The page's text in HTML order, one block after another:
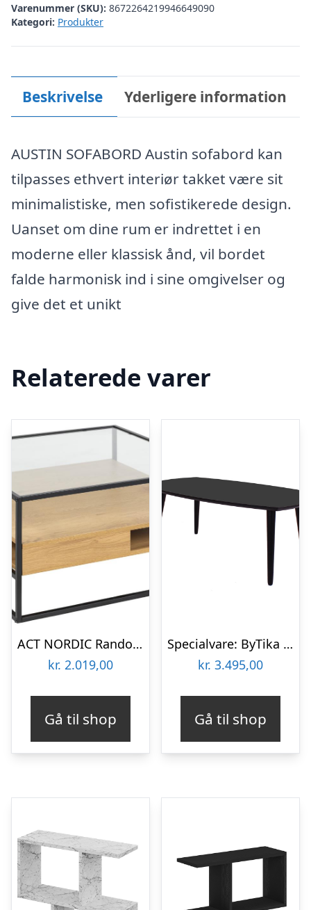
Varenummer (SKU): 8672264219946649090
Kategori: Produkter
Beskrivelse Yderligere information
AUSTIN SOFABORD Austin sofabord kan
tilpasses ethvert interiør takket være sit
minimalistiske, men sofistikerede design.
Uanset om dine rum er indrettet i en
moderne eller klassisk ånd, vil bordet
falde harmonisk ind i sine omgivelser og
give det et unikt
Relaterede varer
ACT NORDIC Randolf sofabord, m. 2 hylder – klar glas, natur vild eg melamin, mat sort stål (80×80)
kr. 2.019,00
Gå til shop
Specialvare: ByTika Nantes sofabord med hylde
kr. 3.495,00
Gå til shop